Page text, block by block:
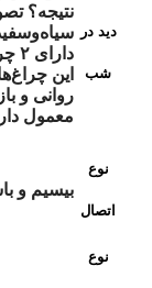
دید در
شب
نتیجه؟
این
روانی و
معمول
نوع
اتصال
بیسیم و
نوع